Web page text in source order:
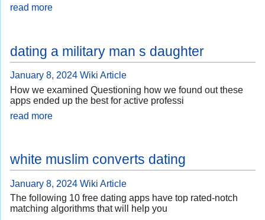
read more
dating a military man s daughter
January 8, 2024 Wiki Article
How we examined Questioning how we found out these
apps ended up the best for active professi
read more
white muslim converts dating
January 8, 2024 Wiki Article
The following 10 free dating apps have top rated-notch
matching algorithms that will help you